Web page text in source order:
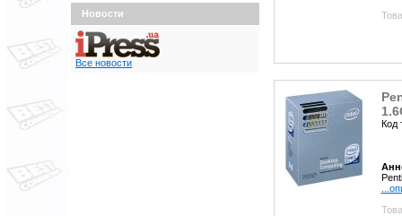
Новости
Все новости
Код